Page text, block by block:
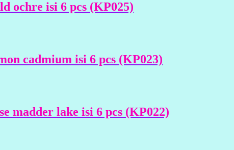
ochre isi 6 pcs (KP025)
cadmium isi 6 pcs (KP023)
madder lake isi 6 pcs (KP022)